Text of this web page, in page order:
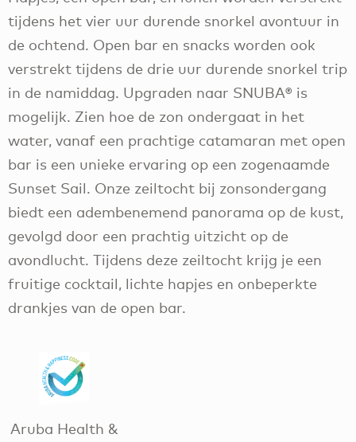
tijdens het vier uur durende snorkel avontuur in
de ochtend. Open bar en snacks worden ook
verstrekt tijdens de drie uur durende snorkel trip
in de namiddag. Upgraden naar SNUBA® is
mogelijk. Zien hoe de zon ondergaat in het
water, vanaf een prachtige catamaran met open
bar is een unieke ervaring op een zogenaamde
Sunset Sail. Onze zeiltocht bij zonsondergang
biedt een adembenemend panorama op de kust,
gevolgd door een prachtig uitzicht op de
avondlucht. Tijdens deze zeiltocht krijg je een
fruitige cocktail, lichte hapjes en onbeperkte
drankjes van de open bar.
Aruba Health &